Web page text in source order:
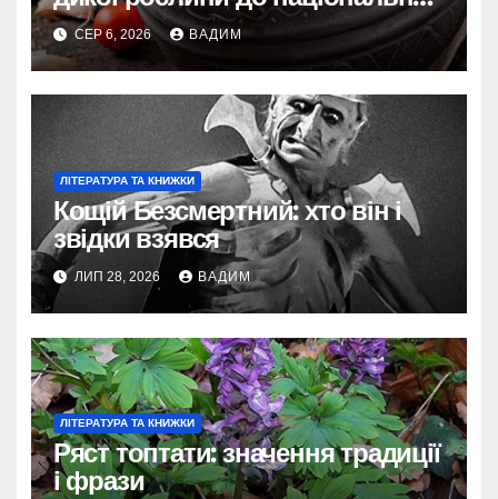
страви
СЕР 6, 2026 ВАДИМ
ЛІТЕРАТУРА ТА КНИЖКИ
Кощій Безсмертний: хто він і
звідки взявся
ЛИП 28, 2026 ВАДИМ
ЛІТЕРАТУРА ТА КНИЖКИ
Ряст топтати: значення традиції
і фрази